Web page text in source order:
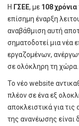
Η ΓΣΕΕ, με 108 χρόνια
επίσημη έναρξη
αναβάθμιση αυτή
σηματοδοτεί μια νέα
εργαζομένων,
σε ολόκληρη τη χώρα.
Το νέο website
πλέον σε ένα εξ
αποκλειστικά για
της ανανέωσης είναι